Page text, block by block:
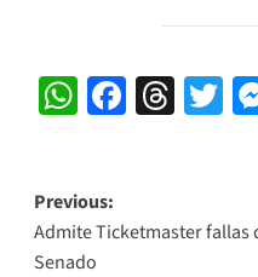
Post
navigation
Previous:
Admite Ticketmaster fallas
Senado